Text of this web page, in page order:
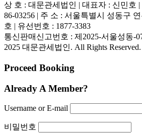
상 호 : 대문관세법인 | 대표자 : 신민호
86-03256 | 주 소 : 서울특별시 성동구
호 | 유선번호 : 1877-3383
통신판매신고번호 : 제2025-서울성동-
2025 대문관세법인. All Rights Reserved.
Proceed Booking
Already A Member?
Username or E-mail
비밀번호